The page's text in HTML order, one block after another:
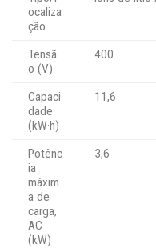
ocaliza
ção
Tensã
o (V)
400
Capaci
dade
(kW·h)
11,6
Potênc
ia
máxim
a de
carga,
AC
(kW)
3,6